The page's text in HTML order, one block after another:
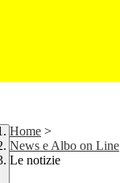
Home >
News e Albo on Line
Le notizie